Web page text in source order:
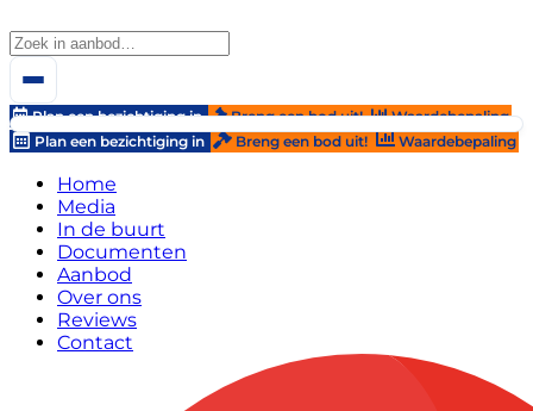
Plan een bezichtiging in Breng een bod uit!
Waardebepaling
Plan een bezichtiging in
Breng een bod uit! Waardebepaling
Home
Media
In de buurt
Documenten
Aanbod
Over ons
Reviews
Contact